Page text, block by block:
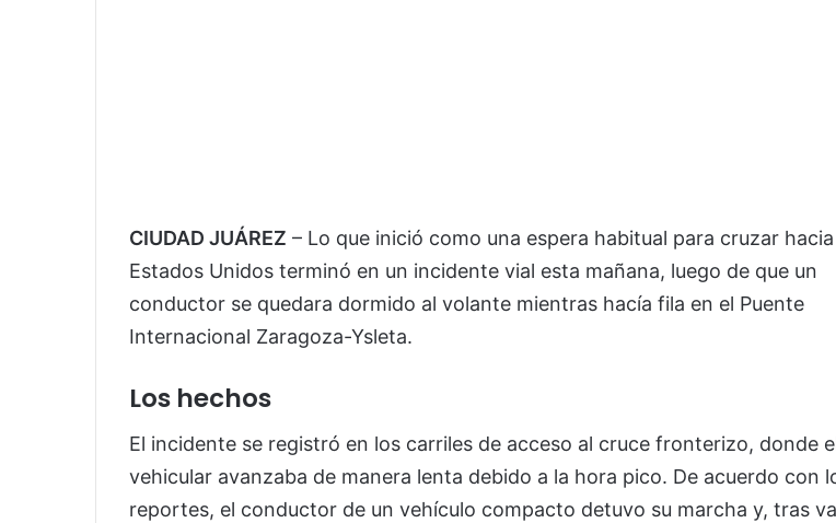
CIUDAD JUÁREZ – Lo que inició como una espera habitual para cruzar
Estados Unidos terminó en un incidente vial esta mañana, luego de que un
conductor se quedara dormido al volante mientras hacía fila en el Puente
Internacional Zaragoza-Ysleta.
Los hechos
El incidente se registró en los carriles de acceso al cruce fronterizo, donde
vehicular avanzaba de manera lenta debido a la hora pico. De acuerdo con
reportes, el conductor de un vehículo compacto detuvo su marcha y, tras